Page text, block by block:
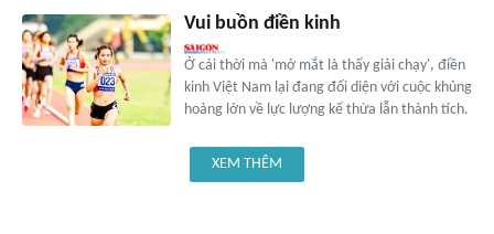
Vui buồn điền kinh
Ở cái thời mà 'mở mắt là thấy giải chạy', điền
kinh Việt Nam lại đang đối diện với cuộc khủng
hoảng lớn về lực lượng kế thừa lẫn thành tích.
XEM THÊM